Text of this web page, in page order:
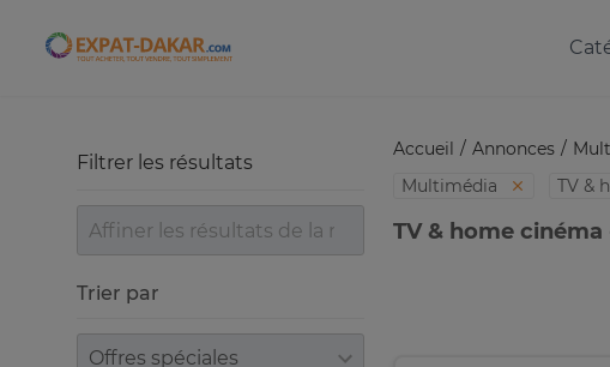
Expat-Dakar
Accueil Annonces
Multimédia
TV &
TV & home cinéma
Filtrer les résultats
Trier par
Trier par